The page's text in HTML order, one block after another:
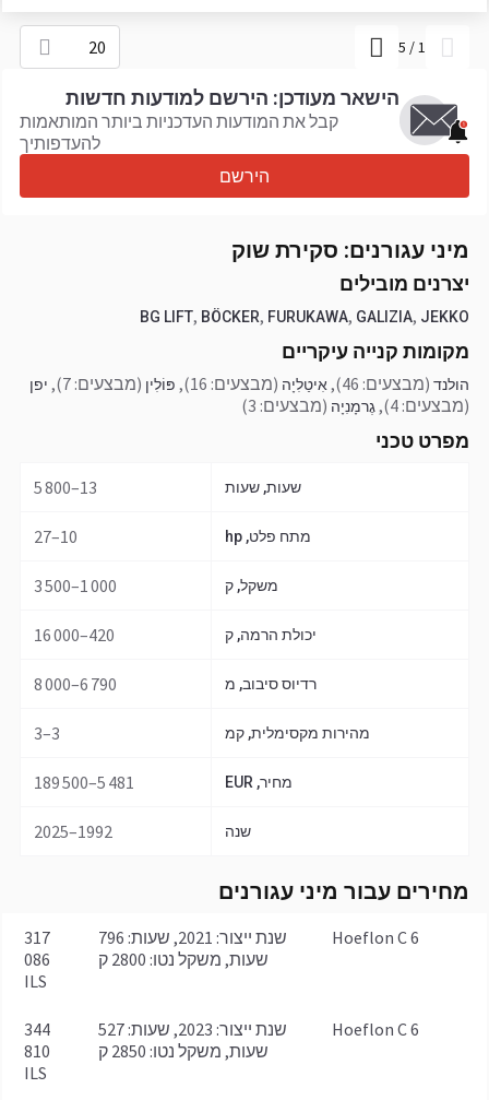
1
/
5
20
הישאר מעודכן: הירשם למודעות חדשות
קבל את המודעות העדכניות ביותר המותאמות
להעדפותיך
הירשם
מיני עגורנים: סקירת שוק
יצרנים מובילים
BG LIFT, BÖCKER, FURUKAWA, GALIZIA, JEKKO
מקומות קנייה עיקריים
הולנד (מבצעים: 46) , אִיטַלִיָה (מבצעים: 16) , פּוֹלִין (מבצעים: 7) , יפן
(מבצעים: 4) ,גֶרמָנִיָה (מבצעים: 3)
מפרט טכני
שעות, שעות 13–5 800
מתח פלט, hp 10–27
משקל, ק 1 000–3 500
יכולת הרמה, ק 420–16 000
רדיוס סיבוב, מ 6 790–8 000
מהירות מקסימלית, קמ 3–3
מחיר, EUR 5 481–189 500
שנה 1992–2025
מחירים עבור מיני עגורנים
Hoeflon C 6
שנת ייצור: 2021, שעות: 796
שעות, משקל נטו: 2800 ק
317
086
ILS
Hoeflon C 6
שנת ייצור: 2023, שעות: 527
שעות, משקל נטו: 2850 ק
344
810
ILS